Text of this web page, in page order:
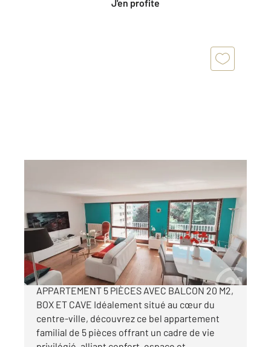
J'en profite
, 5 pièces
Ref : 7000
Appartement F5 à vendre
399 000 €
L HAY LES ROSES CENTRE-VILLE SPACIEUX
APPARTEMENT 5 PIÈCES AVEC BALCON 20 M2,
BOX ET CAVE Idéalement situé au cœur du
centre-ville, découvrez ce bel appartement
familial de 5 pièces offrant un cadre de vie